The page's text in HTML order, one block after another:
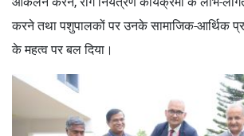
करने तथा पशुपालकों पर उनके सामाजिक-आर्थिक
के महत्व पर बल दिया।